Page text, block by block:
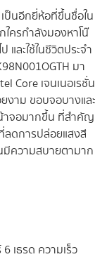
ป็นอีกยี่ห้อที่ขึ้นชื่อใน
ใครกำลังมองหาโน๊
และใช้ในชีวิตประจำ
มา
Core เจนเนอเรชั่น
งาม ขอบจอบางและ
าจอมากขึ้น ที่สำคัญ
ลดการปล่อยแสงสี
มีความสบายตามาก
เธรด ความเร็ว